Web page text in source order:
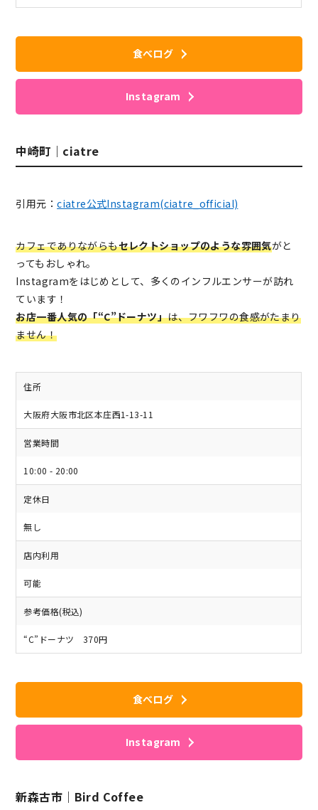
食べログ
Instagram
中崎町｜ciatre
引用元：ciatre公式Instagram(ciatre_official)
カフェでありながらもセレクトショップのような雰囲気がと
ってもおしゃれ。
Instagramをはじめとして、多くのインフルエンサーが訪れ
ています！
お店一番人気の「“C”ドーナツ」は、フワフワの食感がたまり
ません！
住所
大阪府大阪市北区本庄西1-13-11
営業時間
10:00 - 20:00
定休日
無し
店内利用
可能
参考価格(税込)
“C”ドーナツ 370円
食べログ
Instagram
新森古市｜Bird Coffee